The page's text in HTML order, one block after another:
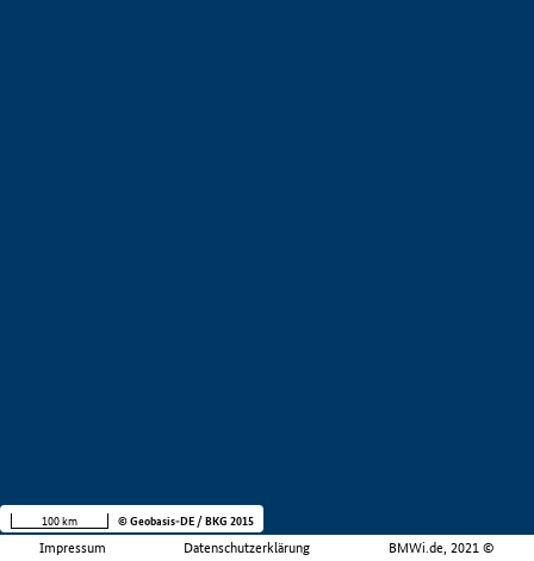
Impressum Datenschutzerklärung BMWi.de, 2021 ©
100 km © Geobasis-DE / BKG 2015